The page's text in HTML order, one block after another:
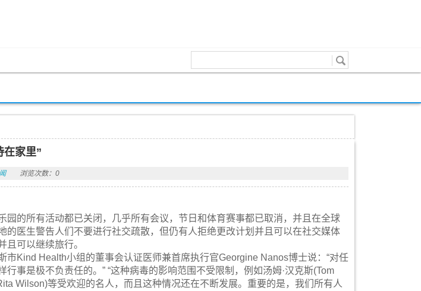
在家里”
浏览次数：0
园的所有活动都已关闭，几乎所有会议，节日和体育赛事都已取消，并且在全球
的医生警告人们不要进行社交疏散，但仍有人拒绝更改计划并且可以在社交媒体
且可以继续旅行。
市Kind Health小组的董事会认证医师兼首席执行官Georgine Nanos博士说：“对任
行事是极不负责任的。” “这种病毒的影响范围不受限制，例如汤姆·汉克斯(Tom
Wilson)等受欢迎的名人，而且这种情况还在不断发展。重要的是，我们所有人